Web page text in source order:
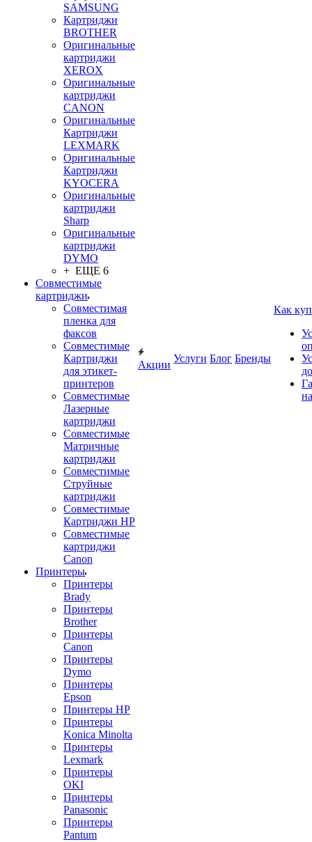
SAMSUNG
Картриджи
BROTHER
Оригинальные
картриджи
XEROX
Оригинальные
картриджи
CANON
Оригинальные
Картриджи
LEXMARK
Оригинальные
Картриджи
KYOCERA
Оригинальные
картриджи
Sharp
Оригинальные
картриджи
DYMO
+ ЕЩЕ 6
Совместимые
картриджи
Совместимая
пленка для
факсов
Совместимые
Картриджи
для этикет-
принтеров
Совместимые
Лазерные
картриджи
Совместимые
Матричные
картриджи
Совместимые
Струйные
картриджи
Совместимые
Картриджи HP
Совместимые
картриджи
Canon
Принтеры
Принтеры
Brady
Принтеры
Brother
Принтеры
Canon
Принтеры
Dymo
Принтеры
Epson
Принтеры HP
Принтеры
Konica Minolta
Принтеры
Lexmark
Принтеры
OKI
Принтеры
Panasonic
Принтеры
Pantum
Акции
Услуги Блог Бренды
Как